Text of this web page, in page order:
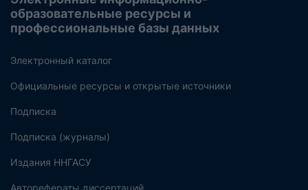
образовательные ресурсы и
профессиональные базы данных
Электронный каталог
Официальные ресурсы и открытые источники
Подписка
Подписка (журналы)
Издания ННГАСУ
Авторефераты диссертаций